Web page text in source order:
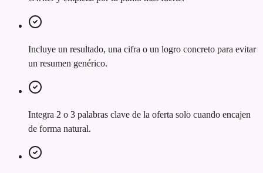
Incluye un resultado, una cifra o un logro concreto para evitar
un resumen genérico.
Integra 2 o 3 palabras clave de la oferta solo cuando encajen
de forma natural.